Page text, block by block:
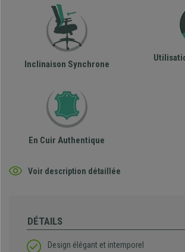
Inclinaison Synchrone
En Cuir Authentique
Voir description détaillée
DÉTAILS
Design élégant et intemporel